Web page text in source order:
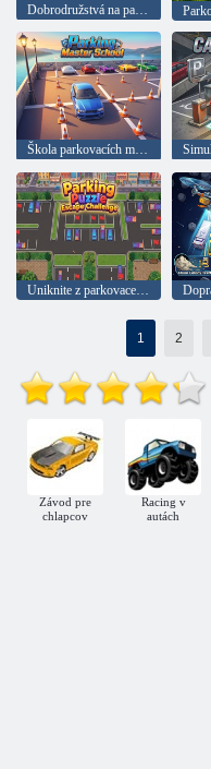
Škola parkovacích majstrov
Uniknite z parkovacej hádanky
1 2
Závod pre
chlapcov
Racing v
autách